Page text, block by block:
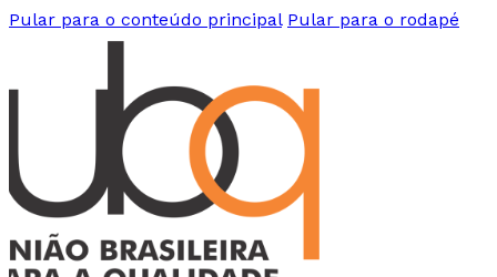
Pular para o conteúdo principal Pular para o rodapé